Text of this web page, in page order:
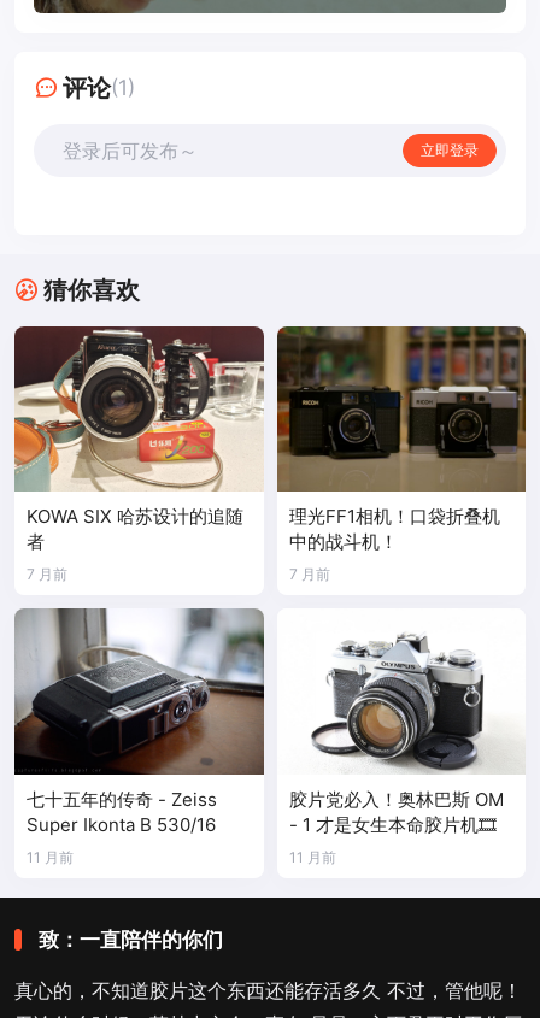
评论(1)
登录后可发布～ 立即登录
猜你喜欢
KOWA SIX 哈苏设计的追随
者
7 月前
理光FF1相机！口袋折叠机
中的战斗机！
7 月前
七十五年的传奇 - Zeiss
Super Ikonta B 530/16
11 月前
胶片党必入！奥林巴斯 OM
- 1 才是女生本命胶片机🎞️
11 月前
致：一直陪伴的你们
真心的，不知道胶片这个东西还能存活多久 不过，管他呢！